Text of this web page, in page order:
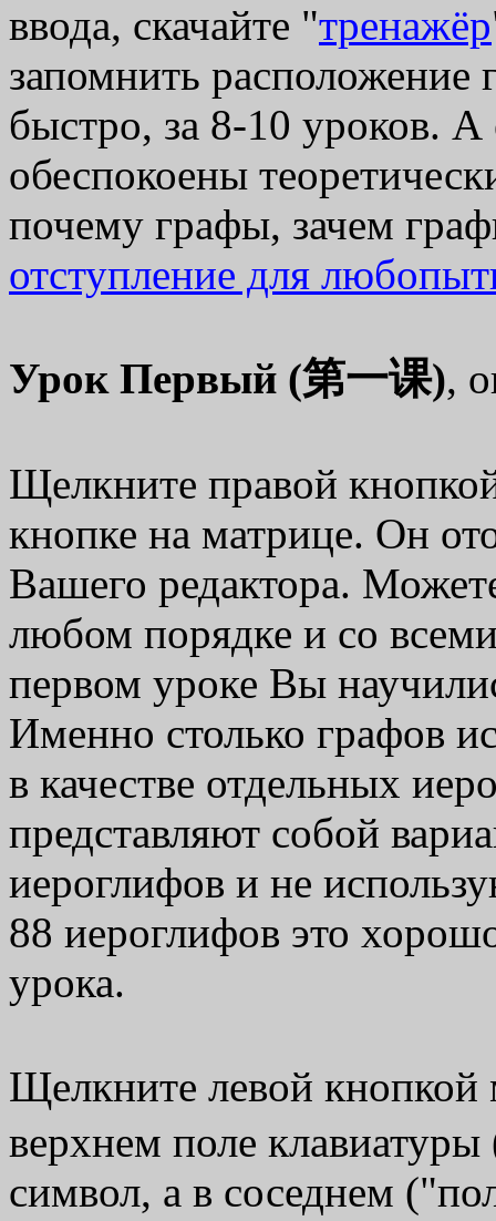
ввода, скачайте "тренажёр
запомнить расположение
быстро, за 8-10 уроков.
обеспокоены
почему графы, зачем
отступление для
Урок Первый (第一课),
Щелкните правой
кнопке на матрице. Он
Вашего редактора.
любом порядке и со
первом уроке Вы
Именно столько графов
в качестве отдельных
представляют собой
иероглифов и не
88 иероглифов это
урока.
Щелкните левой
верхнем поле
символ, а в соседнем